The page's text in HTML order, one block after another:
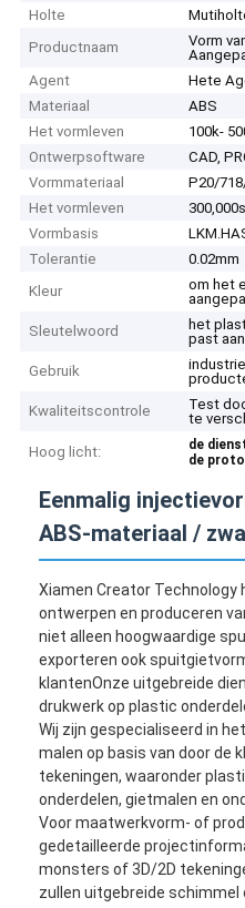
Holte
Productnaam
Vorm
Agent
Hete
Materiaal
ABS
Het vormleven
100k-
Ontwerpsoftware
CAD,
Vormmateriaal
P20/
Het vormleven
Vormbasis
Tolerantie
0.02mm
Kleur
om het
Sleutelwoord
het
past aan
Gebruik
Kwaliteitscontrole
Test
te
Hoog licht:
de
de
Eenmalig
ABS-materiaal /
Xiamen Creator Technology
ontwerpen en produceren
niet alleen hoogwaardige
exporteren ook
klantenOnze uitgebreide
drukwerk op plastic
Wij zijn gespecialiseerd in
malen op basis van door de
tekeningen, waaronder
onderdelen, gietmalen en
Voor maatwerkvorm- of
gedetailleerde
monsters of 3D/2D
zullen uitgebreide